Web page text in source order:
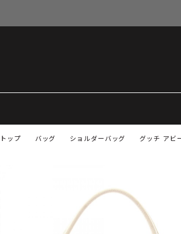
トップ グッチ アビ
バッグ ショルダーバッグ